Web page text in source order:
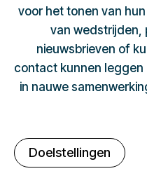
voor het tonen van
van wedstrijden,
nieuwsbrieven of
contact kunnen leggen
in nauwe
Doelstellingen